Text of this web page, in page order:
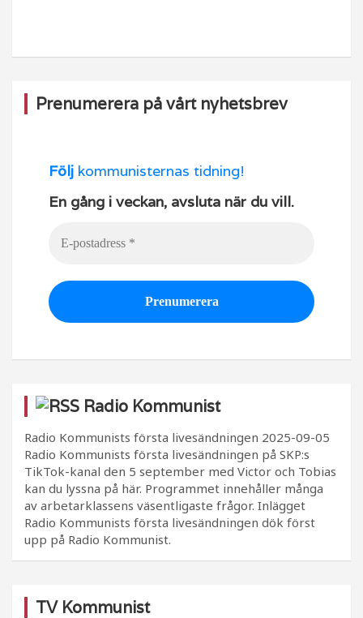
k
Prenumerera på vårt nyhetsbrev
Följ kommunisternas tidning!
En gång i veckan, avsluta när du vill.
Radio Kommunist
Radio Kommunists första livesändningen 2025-09-05
Radio Kommunists första livesändningen på SKP:s
TikTok-kanal den 5 september med Victor och Tobias
kan du lyssna på här. Programmet innehåller många
av arbetarklassens väsentligaste frågor. Inlägget
Radio Kommunists första livesändningen dök först
upp på Radio Kommunist.
TV Kommunist